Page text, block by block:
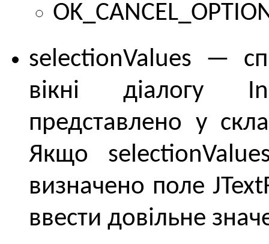
selectionValues ​—
вікні діалогу
представлено у
Якщо
визначено поле
ввести довільне